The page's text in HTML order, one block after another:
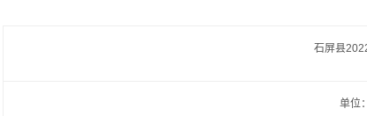
石屏县
单位